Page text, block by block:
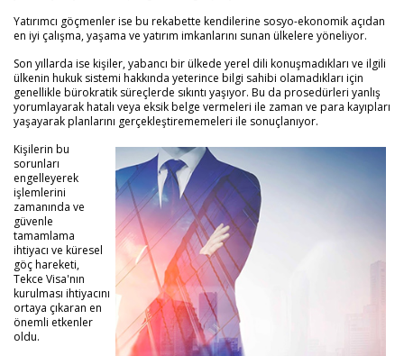
Yatırımcı göçmenler ise bu rekabette kendilerine sosyo-ekonomik açıdan
en iyi çalışma, yaşama ve yatırım imkanlarını sunan ülkelere yöneliyor.
Son yıllarda ise kişiler, yabancı bir ülkede yerel dili konuşmadıkları ve ilgili
ülkenin hukuk sistemi hakkında yeterince bilgi sahibi olamadıkları için
genellikle bürokratik süreçlerde sıkıntı yaşıyor. Bu da prosedürleri yanlış
yorumlayarak hatalı veya eksik belge vermeleri ile zaman ve para kayıpları
yaşayarak planlarını gerçekleştirememeleri ile sonuçlanıyor.
Kişilerin bu
sorunları
engelleyerek
işlemlerini
zamanında ve
güvenle
tamamlama
ihtiyacı ve küresel
göç hareketi,
Tekce Visa'nın
kurulması ihtiyacını
ortaya çıkaran en
önemli etkenler
oldu.